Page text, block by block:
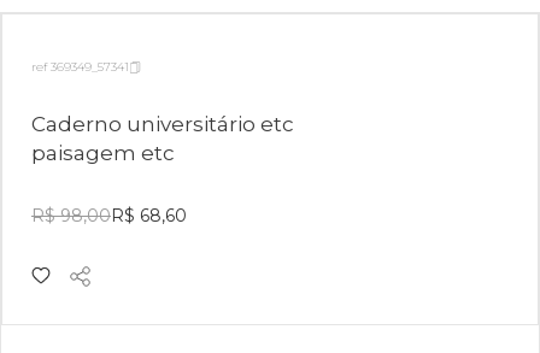
ref 369349_57341
Caderno universitário etc
paisagem etc
R$ 98,00R$ 68,60